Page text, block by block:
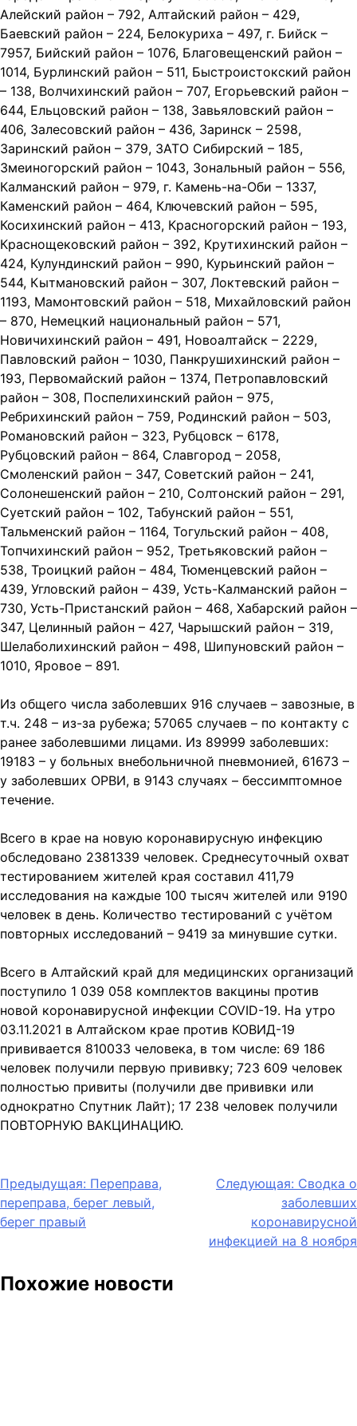
Алейский район – 792, Алтайский район – 429,
Баевский район – 224, Белокуриха – 497, г. Бийск –
7957, Бийский район – 1076, Благовещенский район –
1014, Бурлинский район – 511, Быстроистокский район
– 138, Волчихинский район – 707, Егорьевский район –
644, Ельцовский район – 138, Завьяловский район –
406, Залесовский район – 436, Заринск – 2598,
Заринский район – 379, ЗАТО Сибирский – 185,
Змеиногорский район – 1043, Зональный район – 556,
Калманский район – 979, г. Камень-на-Оби – 1337,
Каменский район – 464, Ключевский район – 595,
Косихинский район – 413, Красногорский район – 193,
Краснощековский район – 392, Крутихинский район –
424, Кулундинский район – 990, Курьинский район –
544, Кытмановский район – 307, Локтевский район –
1193, Мамонтовский район – 518, Михайловский район
– 870, Немецкий национальный район – 571,
Новичихинский район – 491, Новоалтайск – 2229,
Павловский район – 1030, Панкрушихинский район –
193, Первомайский район – 1374, Петропавловский
район – 308, Поспелихинский район – 975,
Ребрихинский район – 759, Родинский район – 503,
Романовский район – 323, Рубцовск – 6178,
Рубцовский район – 864, Славгород – 2058,
Смоленский район – 347, Советский район – 241,
Солонешенский район – 210, Солтонский район – 291,
Суетский район – 102, Табунский район – 551,
Тальменский район – 1164, Тогульский район – 408,
Топчихинский район – 952, Третьяковский район –
538, Троицкий район – 484, Тюменцевский район –
439, Угловский район – 439, Усть-Калманский район –
730, Усть-Пристанский район – 468, Хабарский район –
347, Целинный район – 427, Чарышский район – 319,
Шелаболихинский район – 498, Шипуновский район –
1010, Яровое – 891.
Из общего числа заболевших 916 случаев – завозные, в
т.ч. 248 – из-за рубежа; 57065 случаев – по контакту с
ранее заболевшими лицами. Из 89999 заболевших:
19183 – у больных внебольничной пневмонией, 61673 –
у заболевших ОРВИ, в 9143 случаях – бессимптомное
течение.
Всего в крае на новую коронавирусную инфекцию
обследовано 2381339 человек. Среднесуточный охват
тестированием жителей края составил 411,79
исследования на каждые 100 тысяч жителей или 9190
человек в день. Количество тестирований с учётом
повторных исследований – 9419 за минувшие сутки.
Всего в Алтайский край для медицинских организаций
поступило 1 039 058 комплектов вакцины против
новой коронавирусной инфекции COVID-19. На утро
03.11.2021 в Алтайском крае против КОВИД-19
прививается 810033 человека, в том числе: 69 186
человек получили первую прививку; 723 609 человек
полностью привиты (получили две прививки или
однократно Спутник Лайт); 17 238 человек получили
ПОВТОРНУЮ ВАКЦИНАЦИЮ.
Навигация
по
Предыдущая: Переправа,
переправа, берег левый,
берег правый
Следующая: Сводка о
заболевших
коронавирусной
инфекцией на 8 ноября
Похожие новости